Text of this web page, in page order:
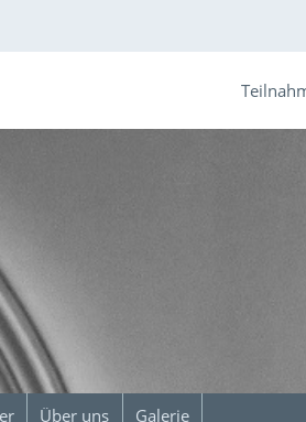
Über uns Galerie